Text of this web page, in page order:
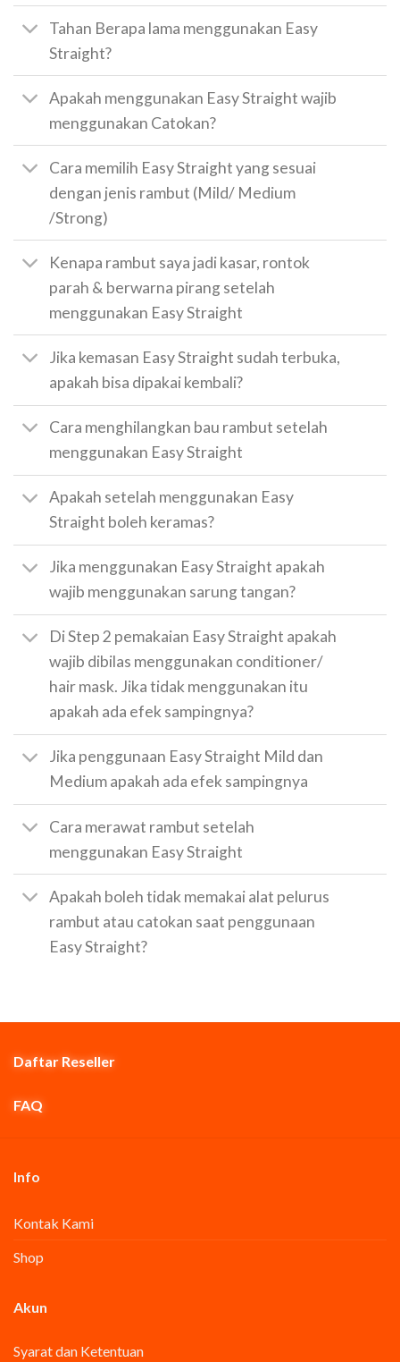
Tahan Berapa lama menggunakan Easy
Straight?
Apakah menggunakan Easy Straight wajib
menggunakan Catokan?
Cara memilih Easy Straight yang sesuai
dengan jenis rambut (Mild/ Medium
/Strong)
Kenapa rambut saya jadi kasar, rontok
parah & berwarna pirang setelah
menggunakan Easy Straight
Jika kemasan Easy Straight sudah terbuka,
apakah bisa dipakai kembali?
Cara menghilangkan bau rambut setelah
menggunakan Easy Straight
Apakah setelah menggunakan Easy
Straight boleh keramas?
Jika menggunakan Easy Straight apakah
wajib menggunakan sarung tangan?
Di Step 2 pemakaian Easy Straight apakah
wajib dibilas menggunakan conditioner/
hair mask. Jika tidak menggunakan itu
apakah ada efek sampingnya?
Jika penggunaan Easy Straight Mild dan
Medium apakah ada efek sampingnya
Cara merawat rambut setelah
menggunakan Easy Straight
Apakah boleh tidak memakai alat pelurus
rambut atau catokan saat penggunaan
Easy Straight?
Daftar Reseller
FAQ
Info
Kontak Kami
Shop
Akun
Syarat dan Ketentuan